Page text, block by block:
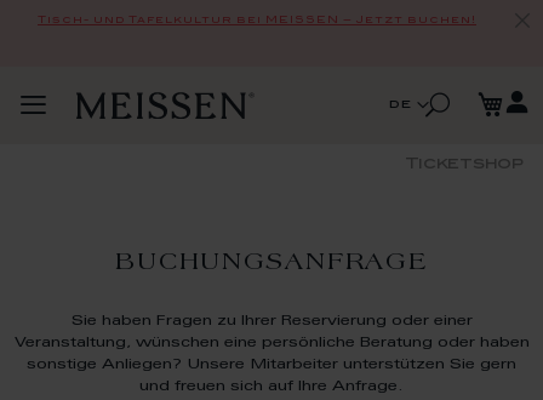
Tisch- und Tafelkultur bei MEISSEN – Jetzt buchen!
Inhalt
Navigation
Sprache
de
Ticketshop
Suche
BUCHUNGSANFRAGE
Sie haben Fragen zu Ihrer Reservierung oder einer
Veranstaltung, wünschen eine persönliche Beratung oder haben
sonstige Anliegen? Unsere Mitarbeiter unterstützen Sie gern
und freuen sich auf Ihre Anfrage.